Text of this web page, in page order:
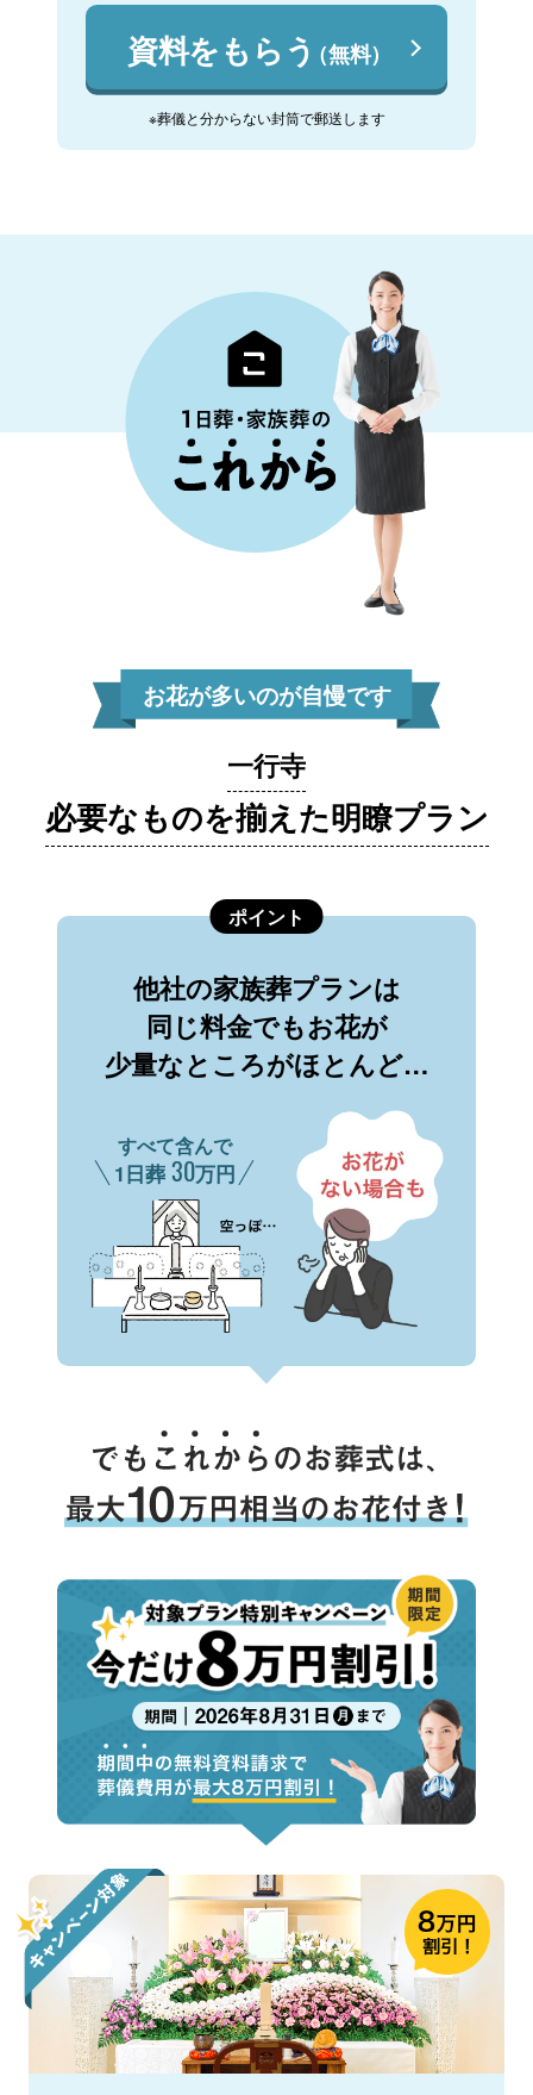
資料をもらう（無料）
※葬儀と分からない封筒で郵送します
お花が多いのが自慢です
一行寺
必要なものを揃えた明瞭プラン
ポイント
他社の家族葬プランは
同じ料金でもお花が
少量なところがほとんど…
すべて含んで
1日葬 30万円